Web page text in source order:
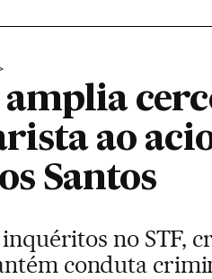
ao
Santos
no STF,
conduta